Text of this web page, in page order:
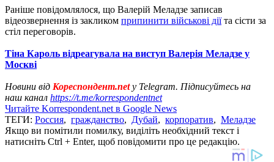
Раніше повідомлялося, що Валерій Меладзе записав
відеозвернення із закликом припинити військові діїта сісти за
стіл переговорів.
Тіна Кароль відреагувала на виступ Валерія Меладзе у
Москві
Новини від Кореспондент.netу Telegram. Підписуйтесь на
наш канал https://t.me/korrespondentnet
Читайте Korrespondent.net в Google News
ТЕГИ: Россия, гражданство, Дубай, корпоратив, Меладзе
Якщо ви помітили помилку, виділіть необхідний текст і
натисніть Ctrl + Enter, щоб повідомити про це редакцію.